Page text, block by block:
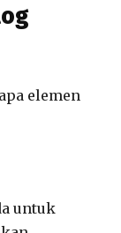
elemen
untuk